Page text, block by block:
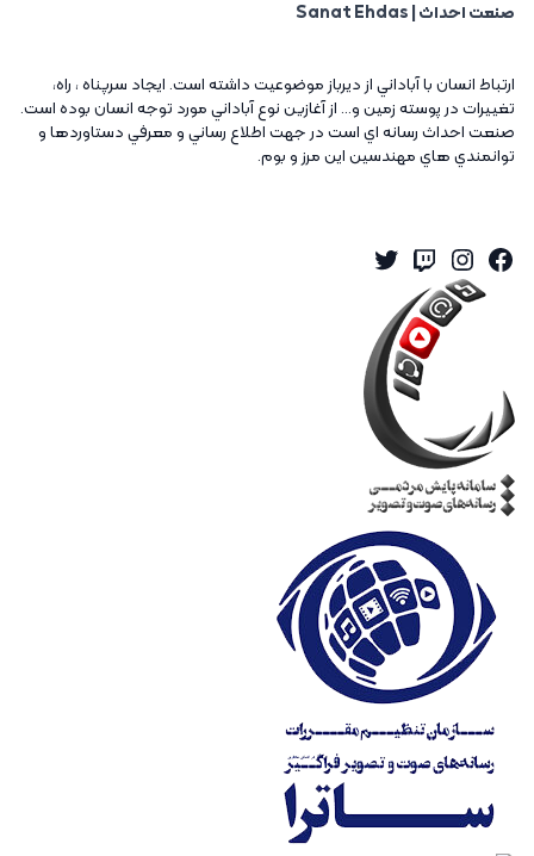
صنعت احداث | Sanat Ehdas
ارتباط انسان با آباداني از ديرباز موضوعيت داشته است. ايجاد سرپناه ، راه،
تغييرات در پوسته زمين و... از آغازين نوع آباداني مورد توجه انسان بوده است.
صنعت احداث رسانه اي است در جهت اطلاع رساني و معرفي دستاوردها و
توانمندي هاي مهندسين اين مرز و بوم.
Facebook
Instagram
Twitch
Twitter